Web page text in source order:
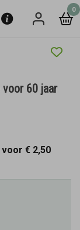
0
60 jaar
voor € 2,50